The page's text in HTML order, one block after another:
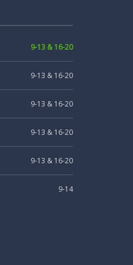
9-13 & 16-20
9-13 & 16-20
9-13 & 16-20
9-13 & 16-20
9-13 & 16-20
9-14